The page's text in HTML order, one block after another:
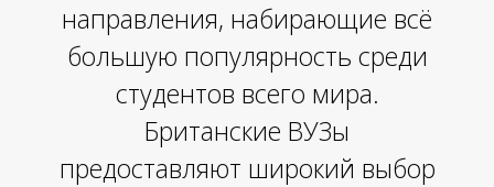
направления, набирающие всё
большую популярность среди
студентов всего мира.
Британские ВУЗы
предоставляют широкий выбор